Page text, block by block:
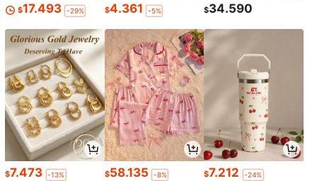
$17.493 -29% $4.361 -5% $34.590
$7.473 -13% $58.135 -8% $7.212 -24%